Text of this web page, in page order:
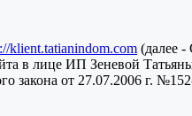
klient.tatianindom.com (далее -
в лице ИП Зеневой
закона от 27.07.2006 г.